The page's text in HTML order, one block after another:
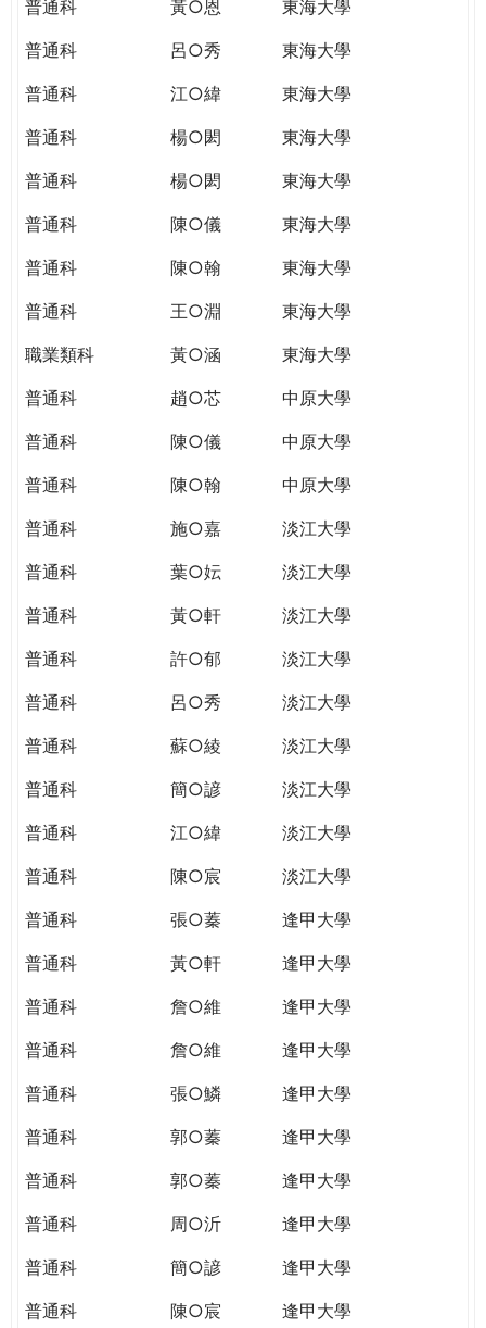
普通科
黃○恩
東海大學
普通科
呂○秀
東海大學
普通科
江○緯
東海大學
普通科
楊○閎
東海大學
普通科
楊○閎
東海大學
普通科
陳○儀
東海大學
普通科
陳○翰
東海大學
普通科
王○淵
東海大學
職業類科
黃○涵
東海大學
普通科
趙○芯
中原大學
普通科
陳○儀
中原大學
普通科
陳○翰
中原大學
普通科
施○嘉
淡江大學
普通科
葉○妘
淡江大學
普通科
黃○軒
淡江大學
普通科
許○郁
淡江大學
普通科
呂○秀
淡江大學
普通科
蘇○綾
淡江大學
普通科
簡○諺
淡江大學
普通科
江○緯
淡江大學
普通科
陳○宸
淡江大學
普通科
張○蓁
逢甲大學
普通科
黃○軒
逢甲大學
普通科
詹○維
逢甲大學
普通科
詹○維
逢甲大學
普通科
張○鱗
逢甲大學
普通科
郭○蓁
逢甲大學
普通科
郭○蓁
逢甲大學
普通科
周○沂
逢甲大學
普通科
簡○諺
逢甲大學
普通科
陳○宸 逢甲大學